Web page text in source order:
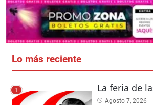
Lo más reciente
1 La feria de
Agosto 7, 2026